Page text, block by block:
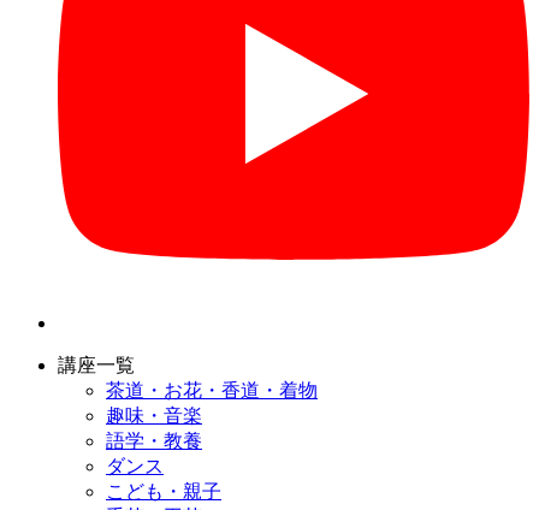
講座一覧
茶道・お花・香道・着物
趣味・音楽
語学・教養
ダンス
こども・親子